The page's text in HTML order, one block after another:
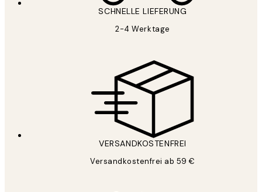
SCHNELLE LIEFERUNG
2-4 Werktage
VERSANDKOSTENFREI
Versandkostenfrei ab 59 €